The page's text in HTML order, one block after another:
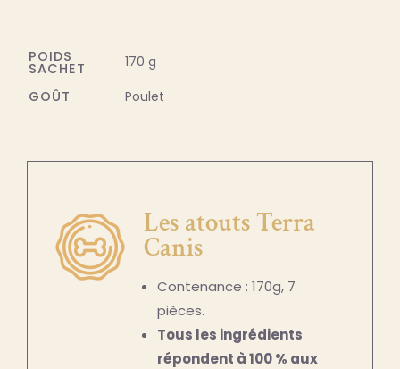
POIDS
SACHET
170 g
GOÛT
Poulet
Les atouts Terra
Canis
Contenance : 170g, 7
pièces.
Tous les ingrédients
répondent à 100 % aux